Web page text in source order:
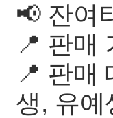
📢 잔여
📍 판매
📍 판매
생, 유예